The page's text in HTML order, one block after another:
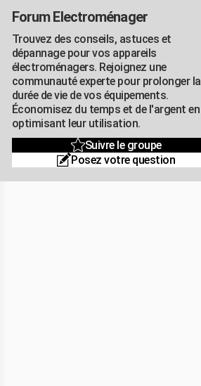
Forum Electroménager
Trouvez des conseils, astuces et
dépannage pour vos appareils
électroménagers. Rejoignez une
communauté experte pour prolonger la
durée de vie de vos équipements.
Économisez du temps et de l'argent en
optimisant leur utilisation.
Suivre le groupe
Posez votre question